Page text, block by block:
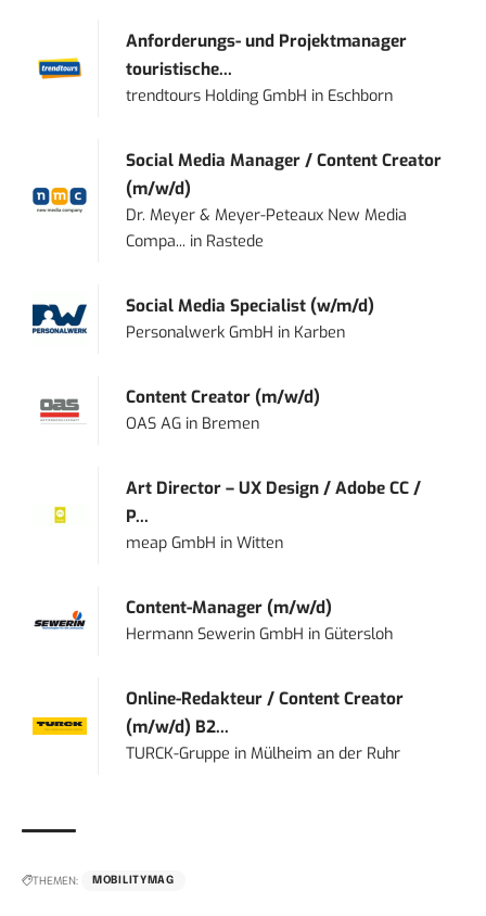
Anforderungs- und Projektmanager
touristische...
trendtours Holding GmbH in Eschborn
Social Media Manager / Content Creator
(m/w/d)
Dr. Meyer & Meyer-Peteaux New Media
Compa... in Rastede
Social Media Specialist (w/m/d)
Personalwerk GmbH in Karben
Content Creator (m/w/d)
OAS AG in Bremen
Art Director – UX Design / Adobe CC /
P...
meap GmbH inWitten
Content-Manager (m/w/d)
Hermann Sewerin GmbH inGütersloh
Online-Redakteur / Content Creator
(m/w/d) B2...
TURCK-Gruppe inMülheim an der Ruhr
THEMEN: MOBILITYMAG